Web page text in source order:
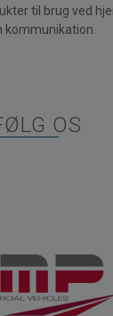
til brug ved
kommunikation.
OS